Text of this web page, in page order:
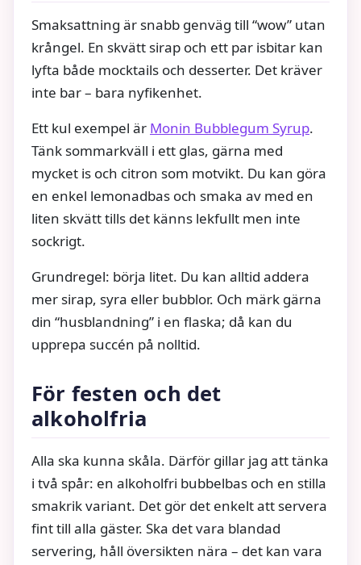
Smaksattning är snabb genväg till “wow” utan
krångel. En skvätt sirap och ett par isbitar kan
lyfta både mocktails och desserter. Det kräver
inte bar – bara nyfikenhet.
Ett kul exempel är Monin Bubblegum Syrup.
Tänk sommarkväll i ett glas, gärna med
mycket is och citron som motvikt. Du kan göra
en enkel lemonadbas och smaka av med en
liten skvätt tills det känns lekfullt men inte
sockrigt.
Grundregel: börja litet. Du kan alltid addera
mer sirap, syra eller bubblor. Och märk gärna
din “husblandning” i en flaska; då kan du
upprepa succén på nolltid.
För festen och det
alkoholfria
Alla ska kunna skåla. Därför gillar jag att tänka
i två spår: en alkoholfri bubbelbas och en stilla
smakrik variant. Det gör det enkelt att servera
fint till alla gäster. Ska det vara blandad
servering, håll översikten nära – det kan vara